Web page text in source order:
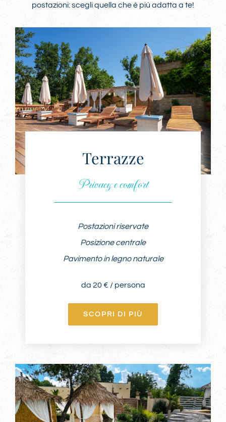
postazioni: scegli quella che è più adatta a te!
Terrazze
Privacy e comfort
Postazioni riservate
Posizione centrale
Pavimento in legno naturale
da 20 € / persona
SCOPRI DI PIÙ